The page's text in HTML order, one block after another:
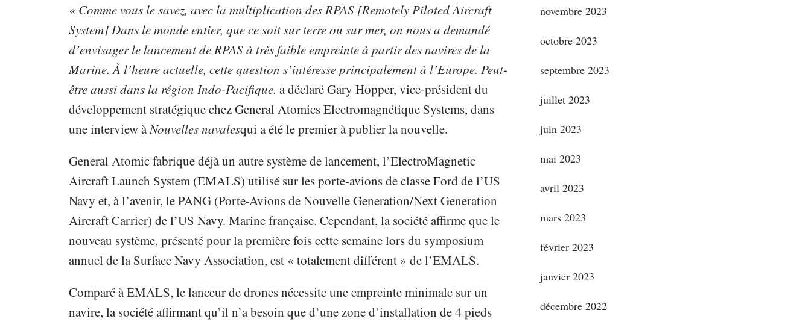
« Comme vous le savez, avec la multiplication des RPAS [Remotely Piloted Aircraft
System] Dans le monde entier, que ce soit sur terre ou sur mer, on nous a demandé
d’envisager le lancement de RPAS à très faible empreinte à partir des navires de la
Marine. À l’heure actuelle, cette question s’intéresse principalement à l’Europe. Peut-
être aussi dans la région Indo-Pacifique. a déclaré Gary Hopper, vice-président du
développement stratégique chez General Atomics Electromagnétique Systems, dans
une interview àNouvelles navalesqui a été le premier à publier la nouvelle.
General Atomic fabrique déjà un autre système de lancement, l’ElectroMagnetic
Aircraft Launch System (EMALS) utilisé sur les porte-avions de classe Ford de l’US
Navy et, à l’avenir, le PANG (Porte-Avions de Nouvelle Generation/Next Generation
Aircraft Carrier) de l’US Navy. Marine française. Cependant, la société affirme que le
nouveau système, présenté pour la première fois cette semaine lors du symposium
annuel de la Surface Navy Association, est « totalement différent » de l’EMALS.
Comparé à EMALS, le lanceur de drones nécessite une empreinte minimale sur un
navire, la société affirmant qu’il n’a besoin que d’une zone d’installation de 4 pieds
novembre 2023
octobre 2023
septembre 2023
juillet 2023
juin 2023
mai 2023
avril 2023
mars 2023
février 2023
janvier 2023
décembre 2022